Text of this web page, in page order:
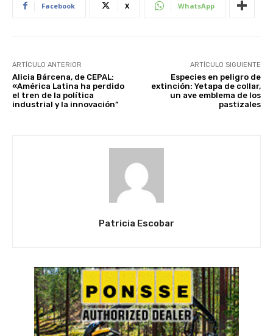
Facebook X WhatsApp
ARTÍCULO ANTERIOR
Alicia Bárcena, de CEPAL:
«América Latina ha perdido
el tren de la política
industrial y la innovación”
ARTÍCULO SIGUIENTE
Especies en peligro de
extinción: Yetapa de collar,
un ave emblema de los
pastizales
Patricia Escobar